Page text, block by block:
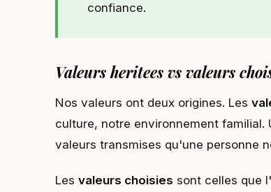
confiance.
Valeurs heritees vs valeurs
Nos valeurs ont deux origines. Les
culture, notre environnement familial.
valeurs transmises qu'une personne
Les valeurs choisies sont celles que